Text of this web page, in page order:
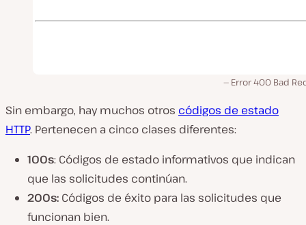
Error 400 Bad
Sin embargo, hay muchos otros códigos de estado
HTTP. Pertenecen a cinco clases diferentes:
100s: Códigos de estado informativos que indican
que las solicitudes continúan.
200s: Códigos de éxito para las solicitudes que
funcionan bien.